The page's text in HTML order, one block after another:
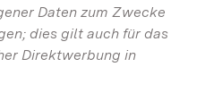
Daten zum Zwecke
dies gilt auch für das
Direktwerbung in